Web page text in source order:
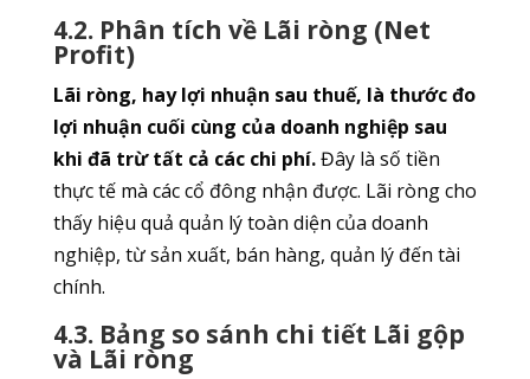
4.2. Phân tích về Lãi ròng (Net
Profit)
Lãi ròng, hay lợi nhuận sau thuế, là thước đo
lợi nhuận cuối cùng của doanh nghiệp sau
khi đã trừ tất cả các chi phí.Đây là số tiền
thực tế mà các cổ đông nhận được. Lãi ròng cho
thấy hiệu quả quản lý toàn diện của doanh
nghiệp, từ sản xuất, bán hàng, quản lý đến tài
chính.
4.3. Bảng so sánh chi tiết Lãi gộp
và Lãi ròng